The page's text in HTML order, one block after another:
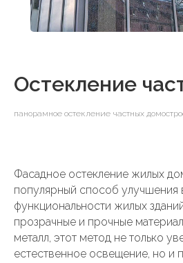
Остекление
панорамное остекление частных
Фасадное остекление жилых
популярный способ улучшения
функциональности жилых
прозрачные и прочные
металл, этот метод не только
естественное освещение, но и